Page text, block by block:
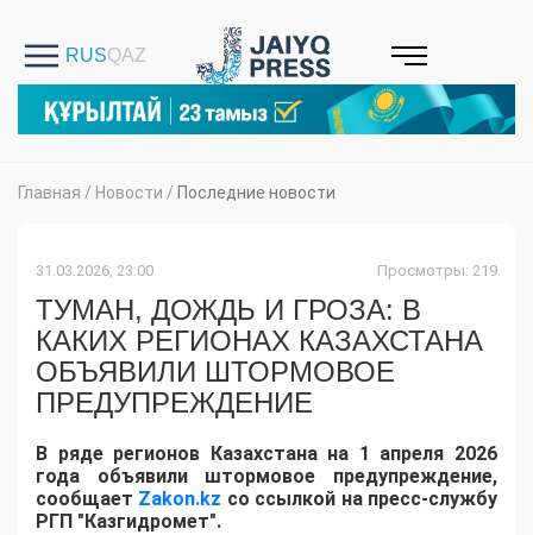
Главная / Новости / Последние новости
31.03.2026, 23:00 Просмотры: 219
ТУМАН, ДОЖДЬ И ГРОЗА: В
КАКИХ РЕГИОНАХ КАЗАХСТАНА
ОБЪЯВИЛИ ШТОРМОВОЕ
ПРЕДУПРЕЖДЕНИЕ
В ряде регионов Казахстана на 1 апреля 2026
года объявили штормовое предупреждение,
сообщает Zakon.kz со ссылкой на пресс-службу
РГП "Казгидромет".